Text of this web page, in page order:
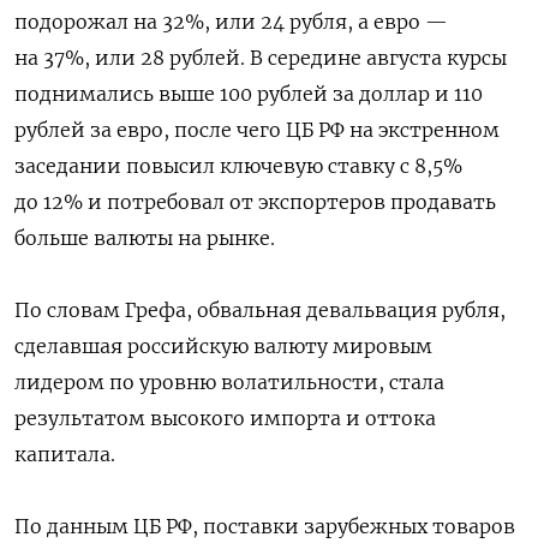
подорожал на 32%, или 24 рубля, а евро —
на 37%, или 28 рублей. В середине августа курсы
поднимались выше 100 рублей за доллар и 110
рублей за евро, после чего ЦБ РФ на экстренном
заседании повысил ключевую ставку с 8,5%
до 12% и потребовал от экспортеров продавать
больше валюты на рынке.
По словам Грефа, обвальная девальвация рубля,
сделавшая российскую валюту мировым
лидером по уровню волатильности, стала
результатом высокого импорта и оттока
капитала.
По данным ЦБ РФ, поставки зарубежных товаров